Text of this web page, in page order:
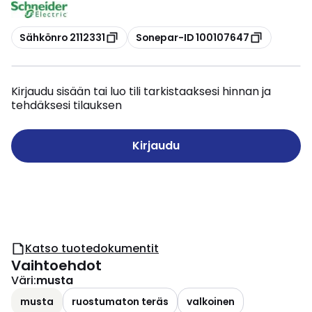
Kopioi
Sähkönro 2112331 Kopioi
Sonepar-ID 100107647
Kirjaudu sisään tai luo tili tarkistaaksesi hinnan ja
tehdäksesi tilauksen
Kirjaudu
Katso tuotedokumentit
Vaihtoehdot
Väri:musta
musta ruostumaton teräs valkoinen